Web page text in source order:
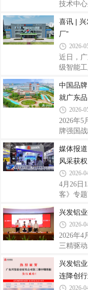
技术中
发铝业
心成功
台建设
铝型材
动发展
型材新
关。依
喜讯 | 兴
厂”
2026-
近日，
级智能
凭借在
评广东
化智能
又一重
联合印
级四个
转型与
中国品
就广东品
2026-
2026年5
牌强国
与创新
南粤沃
精益求
界的全
绩诠释
信”质量
高楼沙
媒体报
风采获权
2026-
4月26日
客》专
央视镜
企业国
合竞争
国制造
发铝业
等地标
列成功
兴发铝
2026-
2026年4
三精驱
对2025
发铝业
团2025
兴发铝
连降创
2026-